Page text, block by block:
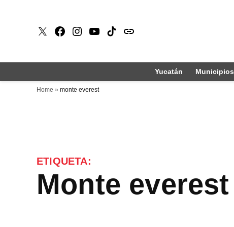
X Faceboook
Instagram
Youtube
Tiktokissuu
Yucatán Municipios
Home » monte everest
ETIQUETA:
monte everest